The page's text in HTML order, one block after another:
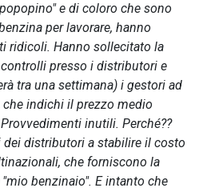
e di coloro che sono
per lavorare, hanno
ridicoli. Hanno sollecitato la
presso i distributori e
tra una settimana) i gestori ad
indichi il prezzo medio
inutili. Perché??
distributori a stabilire il costo
che forniscono la
benzinaio". E intanto che